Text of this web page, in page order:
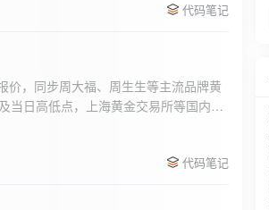
态的日志为红色。日志会自动滚动到最
代码笔记
价，同步周大福、周生生等主流品牌黄
当日高低点，上海黄金交易所等国内黄
代码笔记